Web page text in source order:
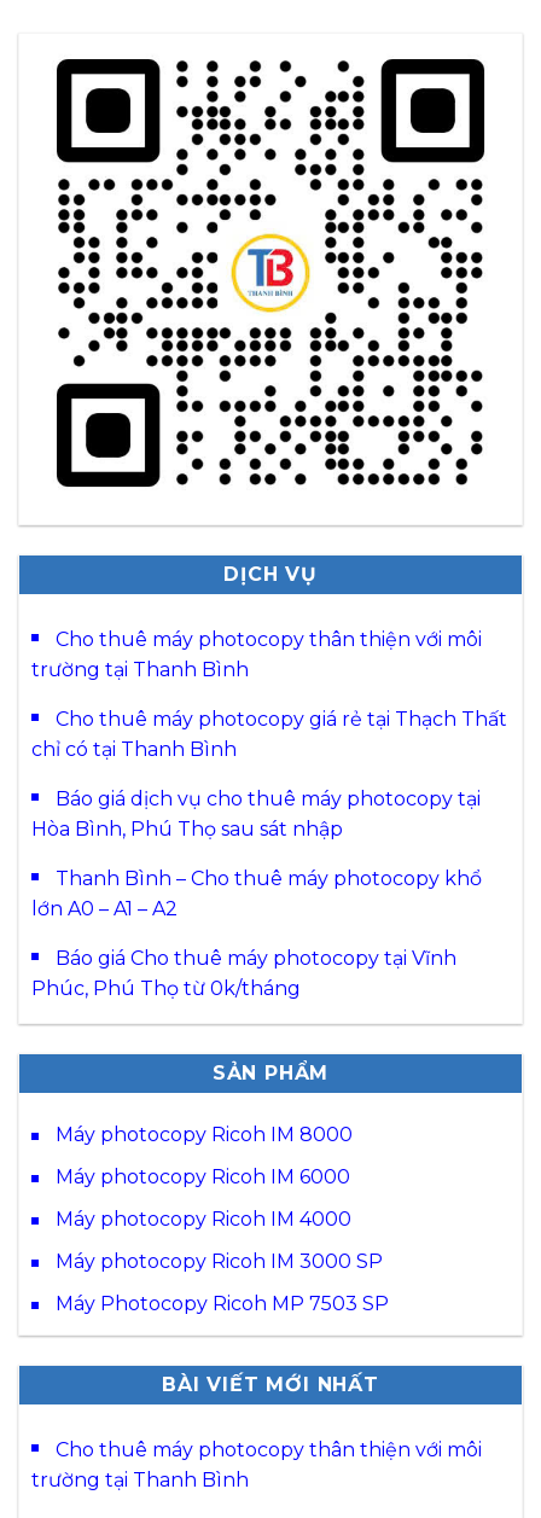
DỊCH VỤ
Cho thuê máy photocopy thân thiện với môi
trường tại Thanh Bình
Cho thuê máy photocopy giá rẻ tại Thạch Thất
chỉ có tại Thanh Bình
Báo giá dịch vụ cho thuê máy photocopy tại
Hòa Bình, Phú Thọ sau sát nhập
Thanh Bình – Cho thuê máy photocopy khổ
lớn A0 – A1 – A2
Báo giá Cho thuê máy photocopy tại Vĩnh
Phúc, Phú Thọ từ 0k/tháng
SẢN PHẨM
Máy photocopy Ricoh IM 8000
Máy photocopy Ricoh IM 6000
Máy photocopy Ricoh IM 4000
Máy photocopy Ricoh IM 3000 SP
Máy Photocopy Ricoh MP 7503 SP
BÀI VIẾT MỚI NHẤT
Cho thuê máy photocopy thân thiện với môi
trường tại Thanh Bình